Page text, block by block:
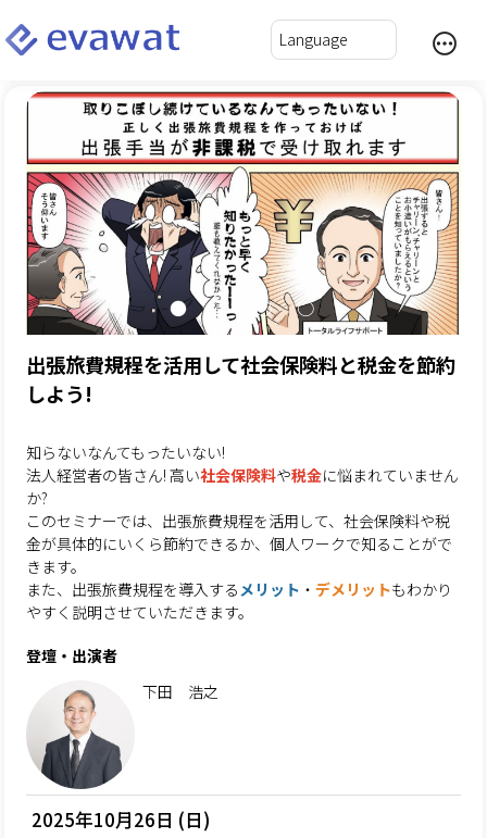
出張旅費規程を活用して社会保険料と税金を節約
しよう!
知らないなんてもったいない!
法人経営者の皆さん! 高い社会保険料や税金に悩まれていません
か?
このセミナーでは、出張旅費規程を活用して、社会保険料や税
金が具体的にいくら節約できるか、個人ワークで知ることがで
きます。
また、出張旅費規程を導入するメリット ・デメリットもわかり
やすく説明させていただきます。
登壇・出演者
下田 浩之
2025年10月26日 (日)